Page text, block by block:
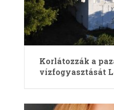
Korlátozzák a
vízfogyasztását